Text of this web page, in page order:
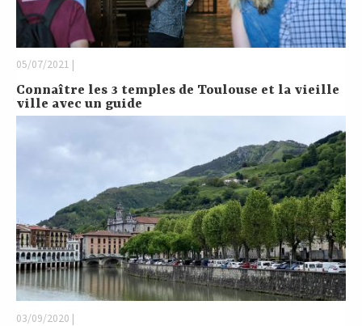
05/07/2021 |
Connaître les 3 temples de Toulouse et la vieille
ville avec un guide
03/09/2020 |